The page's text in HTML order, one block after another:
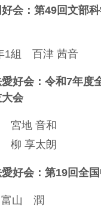
好会：第49回文部
1組 百津 茜音
愛好会：令和7年度
会
宮地 音和
柳 享太朗
愛好会：第19回全
富山 潤